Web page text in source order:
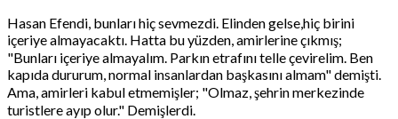
Hasan Efendi, bunları hiç sevmezdi. Elinden gelse,hiç birini
içeriye almayacaktı. Hatta bu yüzden, amirlerine çıkmış;
"Bunları içeriye almayalım. Parkın etrafını telle çevirelim. Ben
kapıda dururum, normal insanlardan başkasını almam" demişti.
Ama, amirleri kabul etmemişler; "Olmaz, şehrin merkezinde
turistlere ayıp olur." Demişlerdi.